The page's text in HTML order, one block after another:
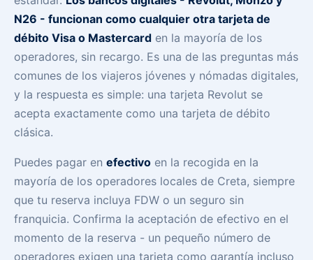
N26 - funcionan como cualquier otra tarjeta de
débito Visa o Mastercard en la mayoría de los
operadores, sin recargo. Es una de las preguntas más
comunes de los viajeros jóvenes y nómadas digitales,
y la respuesta es simple: una tarjeta Revolut se
acepta exactamente como una tarjeta de débito
clásica.
Puedes pagar en efectivo en la recogida en la
mayoría de los operadores locales de Creta, siempre
que tu reserva incluya FDW o un seguro sin
franquicia. Confirma la aceptación de efectivo en el
momento de la reserva - un pequeño número de
operadores exigen una tarjeta como garantía incluso